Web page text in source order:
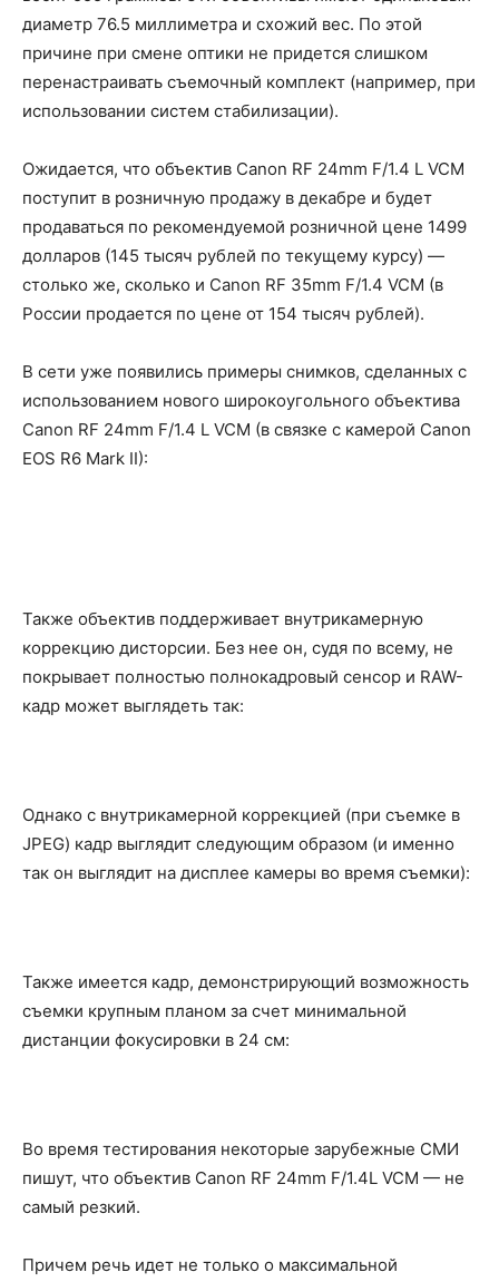
диаметр 76.5 миллиметра и схожий вес. По этой
причине при смене оптики не придется слишком
перенастраивать съемочный комплект (например, при
использовании систем стабилизации).
Ожидается, что объектив Canon RF 24mm F/1.4 L VCM
поступит в розничную продажу в декабре и будет
продаваться по рекомендуемой розничной цене 1499
долларов (145 тысяч рублей по текущему курсу) —
столько же, сколько и Canon RF 35mm F/1.4 VCM (в
России продается по цене от 154 тысяч рублей).
В сети уже появились примеры снимков, сделанных с
использованием нового широкоугольного объектива
Canon RF 24mm F/1.4 L VCM (в связке с камерой Canon
EOS R6 Mark II):
Также объектив поддерживает внутрикамерную
коррекцию дисторсии. Без нее он, судя по всему, не
покрывает полностью полнокадровый сенсор и RAW-
кадр может выглядеть так:
Однако с внутрикамерной коррекцией (при съемке в
JPEG) кадр выглядит следующим образом (и именно
так он выглядит на дисплее камеры во время съемки):
Также имеется кадр, демонстрирующий возможность
съемки крупным планом за счет минимальной
дистанции фокусировки в 24 см:
Во время тестирования некоторые зарубежные СМИ
пишут, что объектив Canon RF 24mm F/1.4L VCM — не
самый резкий.
Причем речь идет не только о максимальной